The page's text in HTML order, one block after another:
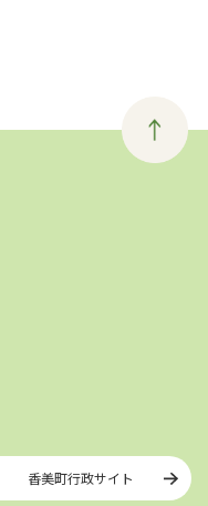
香美町行政サイト